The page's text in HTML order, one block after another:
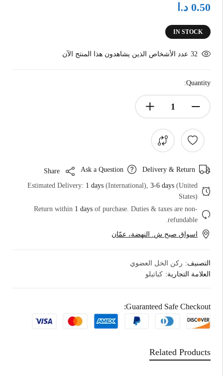
0.50 د.ا
IN STOCK
32 عدد الأشخاص الذين يشاهدون هذا المنتج الآن
Quantity:
Delivery & Return
Ask a Question
Estimated Delivery: 1 days (International), 3-6 days (United
States)
Return within 1 days of purchase. Duties & taxes are non-
refundable.
اسواق صبح ش. النهضة، عمّان
التصنيف: ركن الخل العضوي
العلامة التجارية: كباتيلو
Guaranteed Safe Checkout:
Related Products